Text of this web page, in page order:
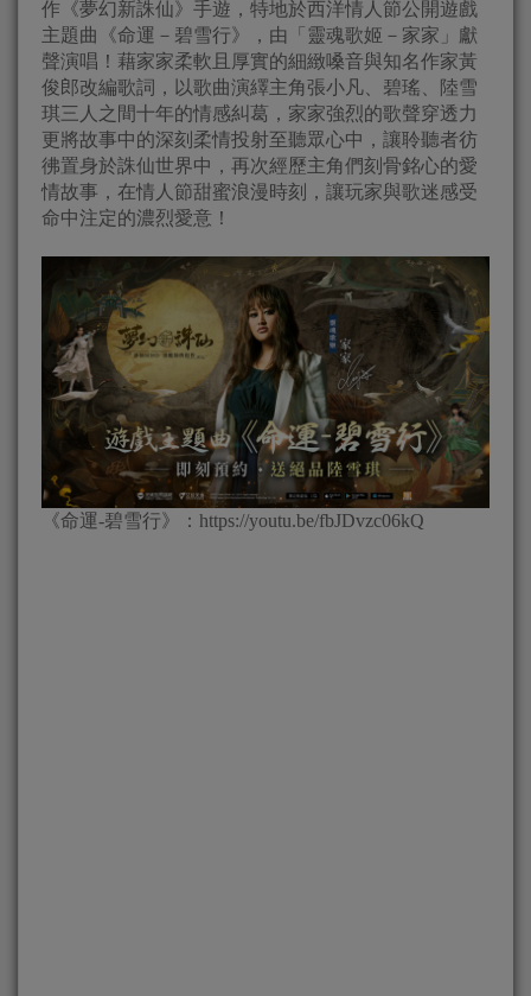
作《夢幻新誅仙》手遊，特地於西洋情人節公開遊戲
主題曲《命運－碧雪行》，由「靈魂歌姬－家家」獻
聲演唱！藉家家柔軟且厚實的細緻嗓音與知名作家黃
俊郎改編歌詞，以歌曲演繹主角張小凡、碧瑤、陸雪
琪三人之間十年的情感糾葛，家家強烈的歌聲穿透力
更將故事中的深刻柔情投射至聽眾心中，讓聆聽者彷
彿置身於誅仙世界中，再次經歷主角們刻骨銘心的愛
情故事，在情人節甜蜜浪漫時刻，讓玩家與歌迷感受
命中注定的濃烈愛意！
《命運-碧雪行》：https://youtu.be/fbJDvzc06kQ